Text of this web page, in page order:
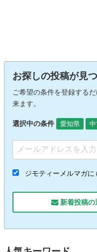
お探しの投稿が見
ご希望の条件を登録する
来ます。
選択中の条件 愛知県
ジモティーメルマガに
新着投稿の